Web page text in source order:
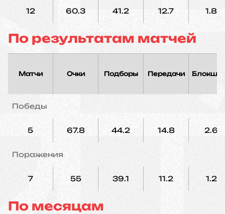
12 60.3 41.2 12.7 1.8
По результатам матчей
Матчи Очки Подборы Передачи
Победы
5 67.8 44.2 14.8 2.6
Поражения
7 55 39.1 11.2 1.2
По месяцам